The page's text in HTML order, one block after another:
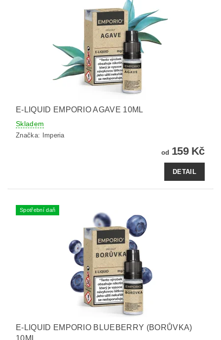
E-LIQUID EMPORIO AGAVE 10ML
Skladem
Značka: Imperia
od 159 Kč
DETAIL
Spotřební daň
E-LIQUID EMPORIO BLUEBERRY (BORŮVKA)
10ML